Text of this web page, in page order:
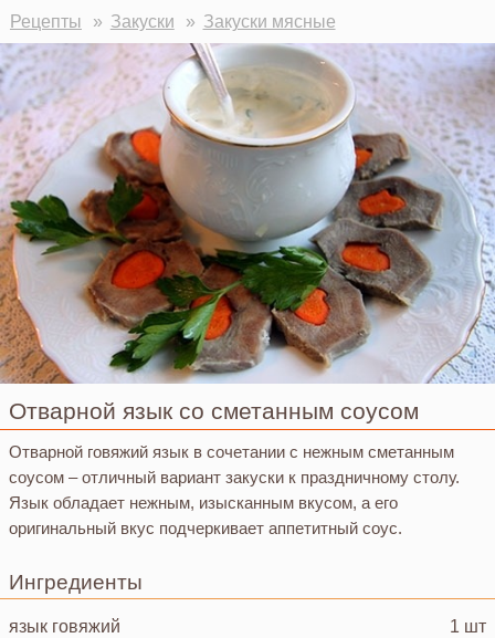
Рецепты Закуски Закуски мясные
Отварной язык со сметанным соусом
Отварной говяжий язык в сочетании с нежным сметанным
соусом – отличный вариант закуски к праздничному столу.
Язык обладает нежным, изысканным вкусом, а его
оригинальный вкус подчеркивает аппетитный соус.
Ингредиенты
язык говяжий
1 шт